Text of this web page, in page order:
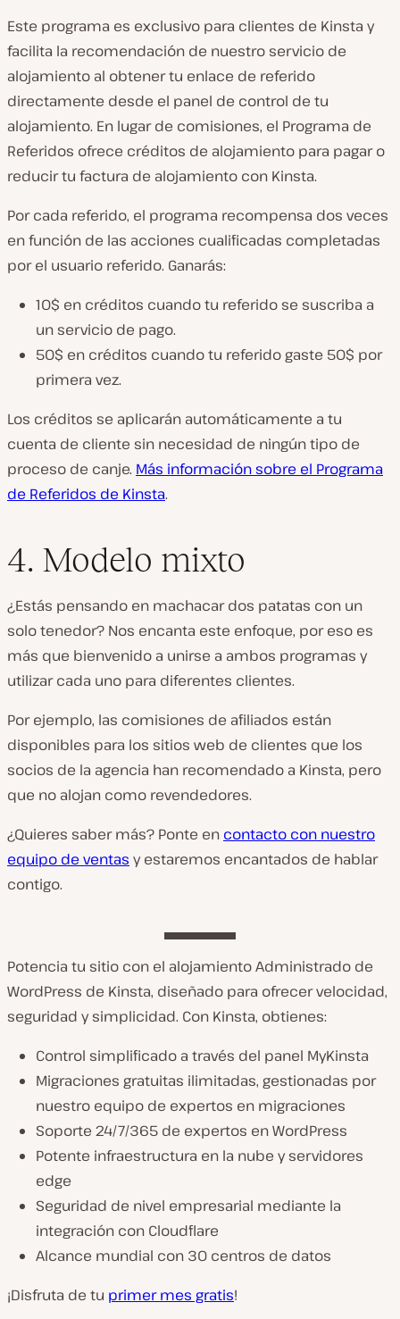
Este programa es exclusivo para clientes de Kinsta y
facilita la recomendación de nuestro servicio de
alojamiento al obtener tu enlace de referido
directamente desde el panel de control de tu
alojamiento. En lugar de comisiones, el Programa de
Referidos ofrece créditos de alojamiento para pagar o
reducir tu factura de alojamiento con Kinsta.
Por cada referido, el programa recompensa dos veces
en función de las acciones cualificadas completadas
por el usuario referido. Ganarás:
10$ en créditos cuando tu referido se suscriba a
un servicio de pago.
50$ en créditos cuando tu referido gaste 50$ por
primera vez.
Los créditos se aplicarán automáticamente a tu
cuenta de cliente sin necesidad de ningún tipo de
proceso de canje. Más información sobre el Programa
de Referidos de Kinsta.
4. Modelo mixto
¿Estás pensando en machacar dos patatas con un
solo tenedor? Nos encanta este enfoque, por eso es
más que bienvenido a unirse a ambos programas y
utilizar cada uno para diferentes clientes.
Por ejemplo, las comisiones de afiliados están
disponibles para los sitios web de clientes que los
socios de la agencia han recomendado a Kinsta, pero
que no alojan como revendedores.
¿Quieres saber más? Ponte en contacto con nuestro
equipo de ventas y estaremos encantados de hablar
contigo.
Potencia tu sitio con el alojamiento Administrado de
WordPress de Kinsta, diseñado para ofrecer velocidad,
seguridad y simplicidad. Con Kinsta, obtienes:
Control simplificado a través del panel MyKinsta
Migraciones gratuitas ilimitadas, gestionadas por
nuestro equipo de expertos en migraciones
Soporte 24/7/365 de expertos en WordPress
Potente infraestructura en la nube y servidores
edge
Seguridad de nivel empresarial mediante la
integración con Cloudflare
Alcance mundial con 30 centros de datos
¡Disfruta de tu primer mes gratis!